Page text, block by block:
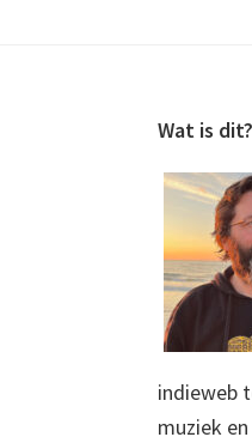
Wat is dit?
indieweb
muziek